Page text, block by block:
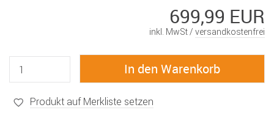
699,99 EUR
inkl. MwSt / versandkostenfrei
Produkt auf Merkliste setzen